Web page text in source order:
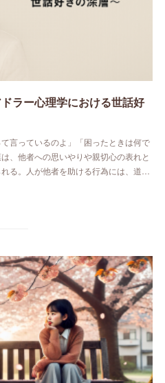
ラー心理学における世話好
言っているのよ」「困ったときは何で
、他者への思いやりや親切心の表れと
る。人が他者を助ける行為には、道…